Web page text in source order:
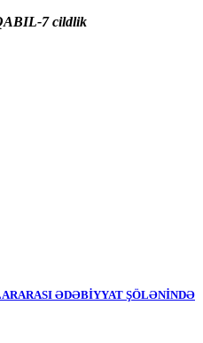
ƏDƏBİYYAT ŞÖLƏNİNDƏ